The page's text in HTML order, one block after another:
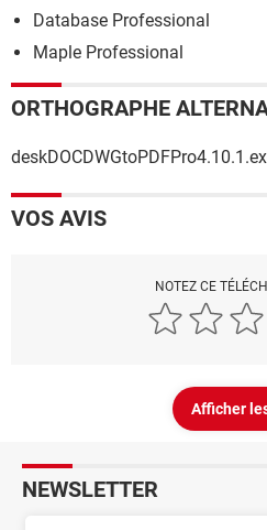
Database Professional
Maple Professional
ORTHOGRAPHE
VOS AVIS
NOTEZ CE
Afficher
NEWSLETTER